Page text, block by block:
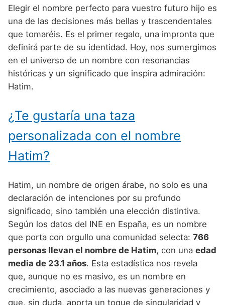
Nombres de niño que empiezan por P
Nombres de niño que empiezan por Q
Nombres de niño que empiezan por R
Nombres de niño que empiezan por S
Nombres de niño que empiezan por V
Nombres de niño que empiezan por W
Nombres de niño que empiezan por X
Nombres de niño que empiezan por Y
Nombres de niño que empiezan por Z
Nombres de Niño Valencianos
Nombres de Niño Vascos
Nombres de Niño Rumanos
Nombres de Niño Rusos
Nombres de Niño Suecos
Elegir el nombre perfecto para vuestro futuro hijo es
una de las decisiones más bellas y trascendentales
que tomaréis. Es el primer regalo, una impronta que
definirá parte de su identidad. Hoy, nos sumergimos
en el universo de un nombre con resonancias
históricas y un significado que inspira admiración:
Hatim.
¿Te gustaría una taza
personalizada con el nombre
Hatim?
Hatim, un nombre de origen árabe, no solo es una
declaración de intenciones por su profundo
significado, sino también una elección distintiva.
Según los datos del INE en España, es un nombre
que porta con orgullo una comunidad selecta: 766
personas llevan el nombre de Hatim, con una edad
media de 23.1 años. Esta estadística nos revela
que, aunque no es masivo, es un nombre en
crecimiento, asociado a las nuevas generaciones y
que, sin duda, aporta un toque de singularidad y